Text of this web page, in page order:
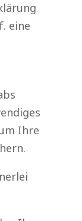
eine
Ihre